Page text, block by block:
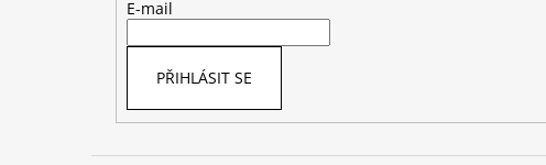
E-mail
PŘIHLÁSIT SE